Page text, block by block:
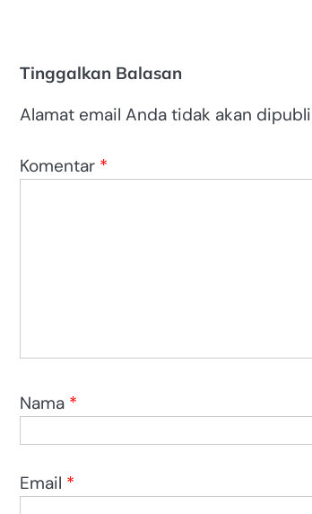
Tinggalkan Balasan
Alamat email Anda tidak akan
Komentar *
Nama *
Email *